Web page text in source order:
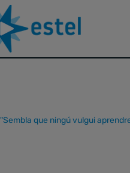
"Sembla que ningú vulgui